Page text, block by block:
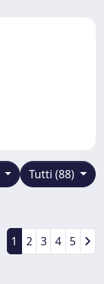
Tutti (88)
1 2 3 4 5